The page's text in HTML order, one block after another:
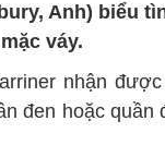
Anh) biểu
váy.
nhận
đen hoặc quần